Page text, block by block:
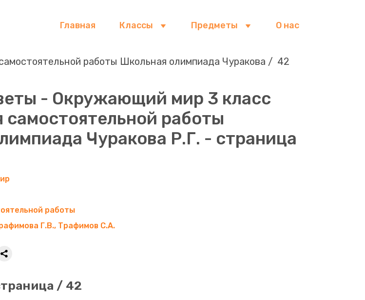
Главная Классы Предметы О нас
работы Школьная олимпиада Чуракова 42
- Окружающий мир 3 класс
самостоятельной работы
Чуракова Р.Г. - страница
работы
Г.В., Трафимов С.А.
/ 42